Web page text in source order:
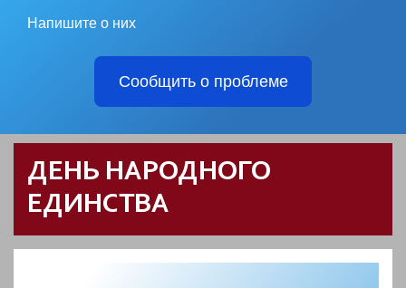
Напишите о них
Сообщить о проблеме
ДЕНЬ НАРОДНОГО
ЕДИНСТВА